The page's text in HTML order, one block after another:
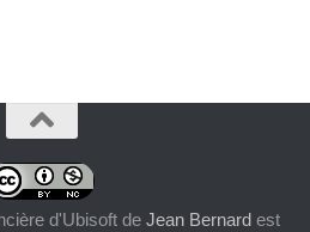
d'Ubisoft de Jean Bernard est